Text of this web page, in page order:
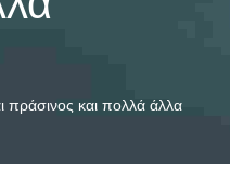
πράσινος και πολλά άλλα